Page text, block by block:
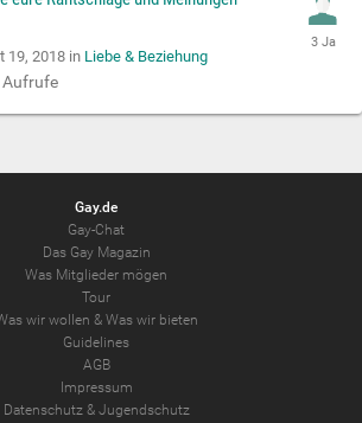
19, 2018 in Liebe & Beziehung
Aufrufe
Gay.de
Gay-Chat
Das Gay Magazin
Was Mitglieder mögen
Tour
wir wollen & Was wir bieten
Guidelines
AGB
Impressum
Datenschutz& Jugendschutz